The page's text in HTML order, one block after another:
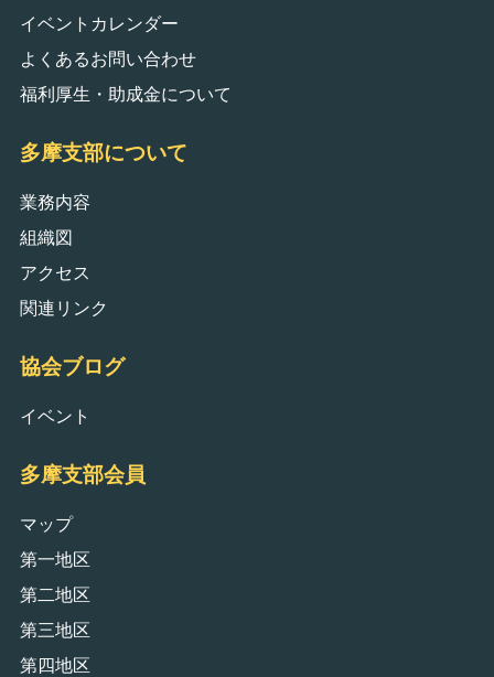
イベントカレンダー
よくあるお問い合わせ
福利厚生・助成金について
多摩支部について
業務内容
組織図
アクセス
関連リンク
協会ブログ
イベント
多摩支部会員
マップ
第一地区
第二地区
第三地区
第四地区